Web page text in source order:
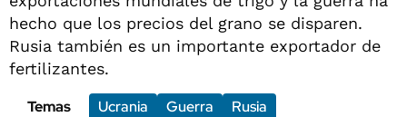
hecho que los precios del grano se disparen.
Rusia también es un importante exportador de
fertilizantes.
Temas
Ucrania Guerra Rusia